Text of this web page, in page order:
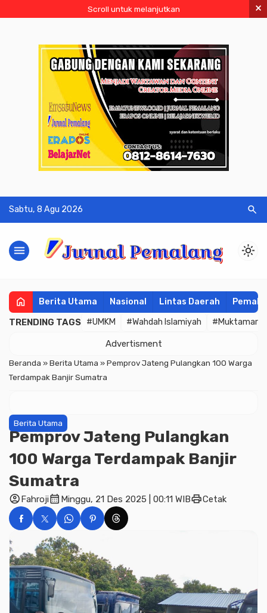
Scroll untuk melanjutkan ×
Sabtu, 8 Agu 2026 search
menu light_mode
home Berita Utama Nasional Lintas Daerah
TRENDING TAGS #UMKM #Wahdah Islamiyah #Muktamar
Advertisment
Beranda »Berita Utama »Pemprov Jateng Pulangkan 100 Warga
Terdampak Banjir Sumatra
Berita Utama
Pemprov Jateng Pulangkan
100 Warga Terdampak Banjir
Sumatra
account_circleFahrojicalendar_month Minggu, 21 Des 2025 | 00:11 WIBprintCetak